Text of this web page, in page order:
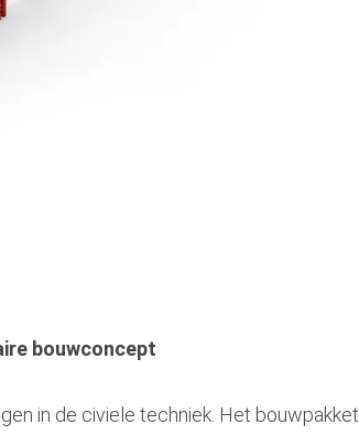
bouwconcept
in de civiele techniek. Het bouwpakket